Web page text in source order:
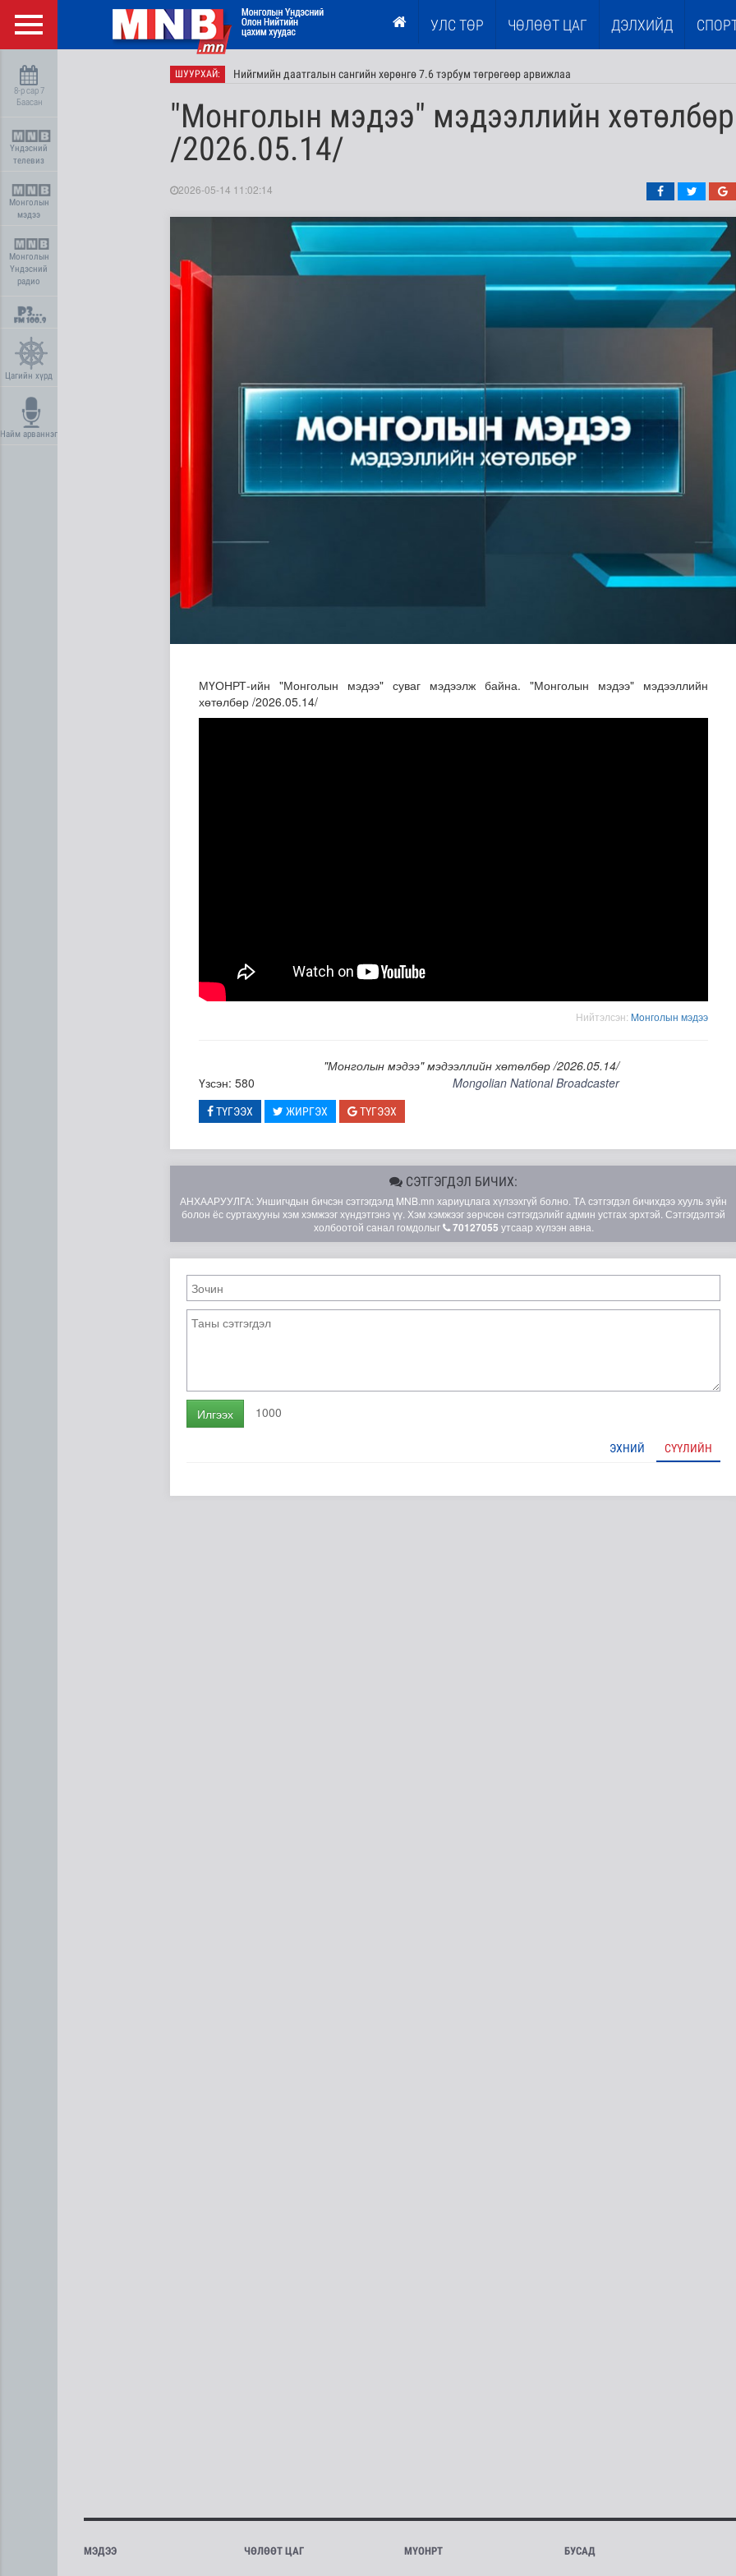
УЛС ТӨР ЧӨЛӨӨТ ЦАГ ДЭЛХИЙД
8-р сар 7
Баасан
Үндэсний
телевиз
Монголын
мэдээ
Монголын
Үндэсний
радио
Цагийн хүрд
Найм арваннэг
ШУУРХАЙ: Нийгмийн даатгалын сангийн хөрөнгө 7.6 тэрбум төгрөгөөр арвижлаа
Сумдын халаалтын төвүүдийн засвар, шинэчлэлийг бүрэн хийж, хувийн хэвшил рүү м..
"Монголын мэдээ" мэдээллийн хөтөлбөр
/2026.05.14/
2026-05-14 11:02:14
МҮОНРТ-ийн "Монголын мэдээ" суваг мэдээлж байна. "Монголын мэдээ" мэдээллийн
хөтөлбөр /2026.05.14/
Нийтэлсэн: Moнголын мэдээ
"Монголын мэдээ" мэдээллийн хөтөлбөр /2026.05.14/
Үзсэн: 580
Mongolian National Broadcaster
ТҮГЭЭХ ЖИРГЭХ ТҮГЭЭХ
СЭТГЭГДЭЛ БИЧИХ:
АНХААРУУЛГА: Уншигчдын бичсэн сэтгэгдэлд MNB.mn хариуцлага хүлээхгүй болно. ТА сэтгэгдэл бичихдээ хууль зүйн
болон ёс суртахууны хэм хэмжээг хүндэтгэнэ үү. Хэм хэмжээг зөрчсөн сэтгэгдэлийг админ устгах эрхтэй. Сэтгэгдэлтэй
холбоотой санал гомдолыг
70127055 утсаар хүлээн авна.
Илгээх 1000
ЭХНИЙ СҮҮЛИЙН
МЭДЭЭ ЧӨЛӨӨТ ЦАГ МҮОНРТ БУСАД